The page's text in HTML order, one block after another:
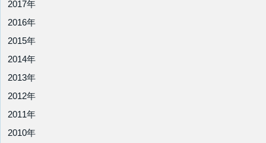
2017年
2016年
2015年
2014年
2013年
2012年
2011年
2010年